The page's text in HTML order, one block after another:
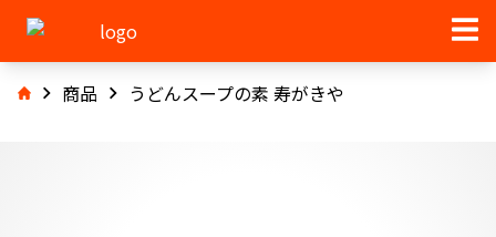
商品 うどんスープの素 寿がきや